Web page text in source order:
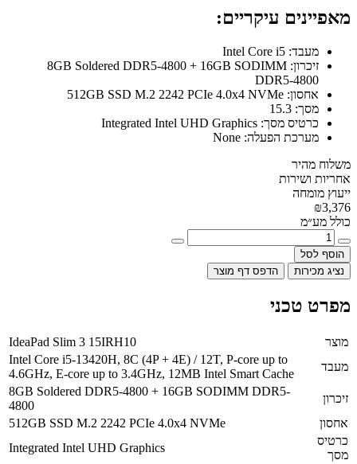
מאפיינים עיקריים:
מעבד:
זיכרון: 8GB Soldered DDR5-4800 + 16GB SODIMM
DDR5-4800
אחסון:
מסך:
כרטיס מסך:
מערכת הפעלה:
משלוח מהיר
אחריות ושירות
ייעוץ מומחה
₪3,376
כולל מע״מ
הוסף לסל
נציג מכירות
הדפס דף מוצר
מפרט טכני
מוצר
IdeaPad Slim 3 15IRH10
מעבד
Intel Core i5-13420H, 8C (4P + 4E) / 12T, P-core up to
4.6GHz, E-core up to 3.4GHz, 12MB Intel Smart Cache
זיכרון
8GB Soldered DDR5-4800 + 16GB SODIMM DDR5-
4800
אחסון
512GB SSD M.2 2242 PCIe 4.0x4 NVMe
כרטיס
מסך
Integrated Intel UHD Graphics